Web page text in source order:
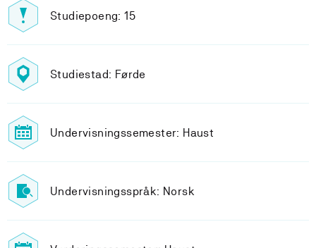
Studiepoeng: 15
Studiestad: Førde
Undervisningssemester: Haust
Undervisningsspråk: Norsk